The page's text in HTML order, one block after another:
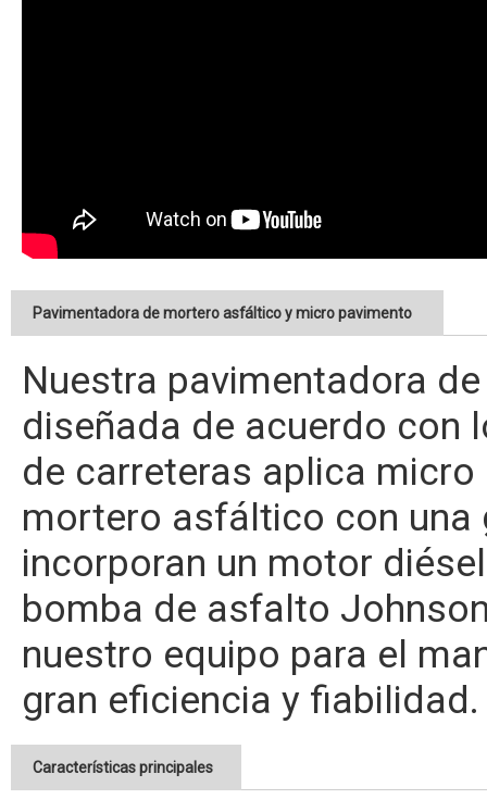
Pavimentadora de mortero asfáltico y micro pavimento
Nuestra pavimentadora
diseñada de acuerdo con
de carreteras aplica
mortero asfáltico con una
incorporan un motor
bomba de asfalto
nuestro equipo para el
gran eficiencia y fiabilidad.
Características principales